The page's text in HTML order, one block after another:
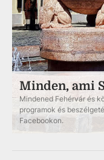
Minden, ami
Mindened Fehérvár és
programok és
Facebookon.